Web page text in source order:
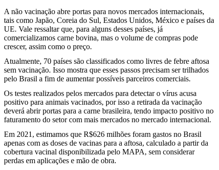
A não vacinação abre portas para novos mercados internacionais,
tais como Japão, Coreia do Sul, Estados Unidos, México e países da
UE. Vale ressaltar que, para alguns desses países, já
comercializamos carne bovina, mas o volume de compras pode
crescer, assim como o preço.
Atualmente, 70 países são classificados como livres de febre aftosa
sem vacinação. Isso mostra que esses passos precisam ser trilhados
pelo Brasil a fim de aumentar possíveis parceiros comerciais.
Os testes realizados pelos mercados para detectar o vírus acusa
positivo para animais vacinados, por isso a retirada da vacinação
deverá abrir portas para a carne brasileira, tendo impacto positivo no
faturamento do setor com mais mercados no mercado internacional.
Em 2021, estimamos que R$626 milhões foram gastos no Brasil
apenas com as doses de vacinas para a aftosa, calculado a partir da
cobertura vacinal disponibilizada pelo MAPA, sem considerar
perdas em aplicações e mão de obra.